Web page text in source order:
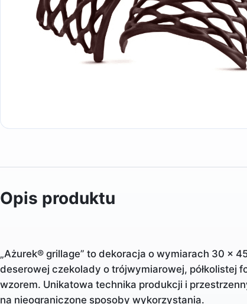
Opis produktu
„Ażurek® grillage” to dekoracja o wymiarach 30 x
deserowej czekolady o trójwymiarowej, półkolistej
wzorem. Unikatowa technika produkcji i
na nieograniczone sposoby wykorzystania.